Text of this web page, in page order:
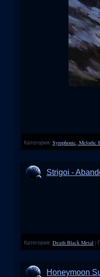
Категория: Symphonic, Melodic
Strigoi -
Категория: Death Black Metal |
Honeymoon